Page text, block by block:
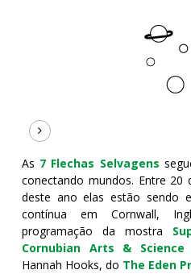
As 7 Flechas Selvagens
conectando mundos. Entre
deste ano elas estão sendo
contínua em Cornwall,
programação da mostra
Cornubian Arts & Science
Hannah Hooks, do The Eden